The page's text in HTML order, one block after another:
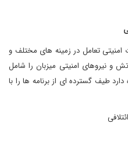
امنیتی تعامل در زمینه های مختلف و
نیروهای امنیتی میزبان را شامل
طیف گسترده ای از برنامه ها را با